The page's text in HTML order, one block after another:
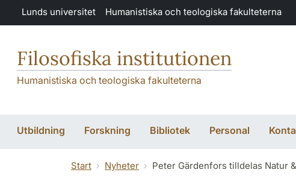
Hoppa till huvudinnehåll
Lunds universitet Humanistiska och teologiska fakulteterna
Filosofiska institutionen
Humanistiska och teologiska fakulteterna
Utbildning Forskning Bibliotek Personal
Start Nyheter Peter Gärdenfors tilldelas Natur